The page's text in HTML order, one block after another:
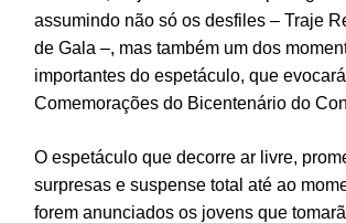
assumindo não só os desfiles – Traje
de Gala –, mas também um dos
importantes do espetáculo, que
Comemorações do Bicentenário do
O espetáculo que decorre ar livre,
surpresas e suspense total até ao
forem anunciados os jovens que